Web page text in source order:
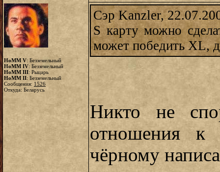
HoMM V: Безземельный
HoMM IV: Безземельный
HoMM III: Рыцарь
HoMM II: Безземельный
Сообщения: 1526
Откуда: Беларусь
Сэр Kanzler,
S карту можно
может победить XL,
Никто не
отношения
чёрному